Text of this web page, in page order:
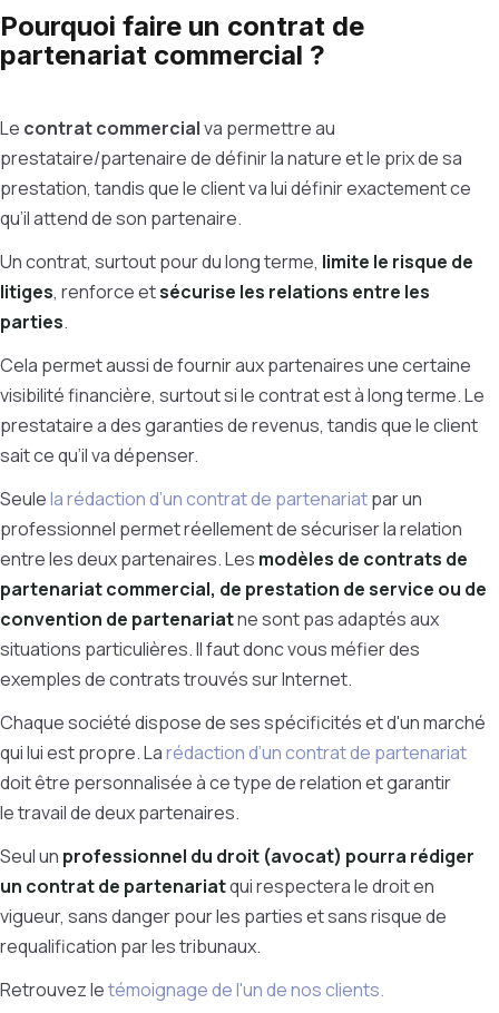
Pourquoi faire un contrat de
partenariat commercial ?
Le contrat commercialva permettre au
prestataire/partenaire de définir la nature et le prix de sa
prestation, tandis que le client va lui définir exactement ce
qu’il attend de son partenaire.
Un contrat, surtout pour du long terme, limite le risque de
litiges, renforce etsécurise les relations entre les
parties.
Cela permet aussi de fournir aux partenaires une certaine
visibilité financière, surtout si le contrat est à long terme. Le
prestataire a des garanties de revenus, tandis que le client
sait ce qu’il va dépenser.
Seulela rédaction d’un contrat de partenariatpar un
professionnel permet réellement de sécuriser la relation
entre les deux partenaires. Les modèles de contrats de
partenariat commercial, de prestation de service ou de
convention de partenariatne sont pas adaptés aux
situations particulières. Il faut donc vous méfier des
exemples de contrats trouvés sur Internet.
Chaque société dispose de ses spécificités et d'un marché
qui lui est propre. Larédaction d’un contrat de partenariat
doit être personnalisée à ce type de relation et garantir
letravail de deux partenaires.
Seul un professionnel du droit (avocat) pourra rédiger
un contrat de partenariatqui respectera le droit en
vigueur, sans danger pour les parties et sans risque de
requalification par les tribunaux.
Retrouvez letémoignage de l'un de nos clients.